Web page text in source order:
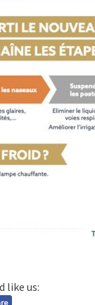
like us: